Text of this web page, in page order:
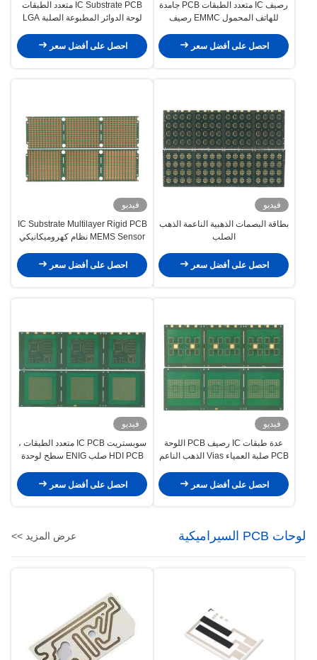
رصيف IC متعدد الطبقات PCB جامدة
للهاتف المحمول EMMC رصيف
احصل على أفضل سعر
IC Substrate PCB متعدد الطبقات
لوحة الدوائر المطبوعة الصلبة LGA
احصل على أفضل سعر
فيديو
بطاقة البصمات الذهبية الناعمة الذهب
الصلب
احصل على أفضل سعر
فيديو
IC Substrate Multilayer Rigid PCB
MEMS Sensor نظام كهروميكانيكي
احصل على أفضل سعر
فيديو
عدة طبقات IC رصيف PCB اللوحة
PCB صلبة العمياء Vias الذهب الناعم
احصل على أفضل سعر
فيديو
سوبستريت IC PCB متعدد الطبقات ،
HDI PCB صلب ENIG سطح لوحدة
احصل على أفضل سعر
لوحات PCB السيراميكية عرض المزيد >>